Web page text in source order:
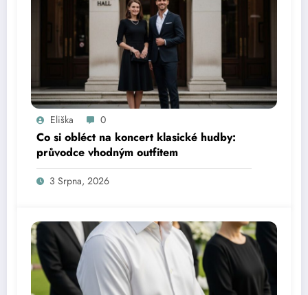
Eliška 0
Co si obléct na koncert klasické hudby:
průvodce vhodným outfitem
3 Srpna, 2026